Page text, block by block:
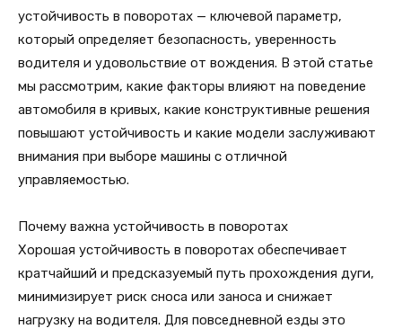
устойчивость в поворотах — ключевой параметр,
который определяет безопасность, уверенность
водителя и удовольствие от вождения. В этой статье
мы рассмотрим, какие факторы влияют на поведение
автомобиля в кривых, какие конструктивные решения
повышают устойчивость и какие модели заслуживают
внимания при выборе машины с отличной
управляемостью.
Почему важна устойчивость в поворотах
Хорошая устойчивость в поворотах обеспечивает
кратчайший и предсказуемый путь прохождения дуги,
минимизирует риск сноса или заноса и снижает
нагрузку на водителя. Для повседневной езды это